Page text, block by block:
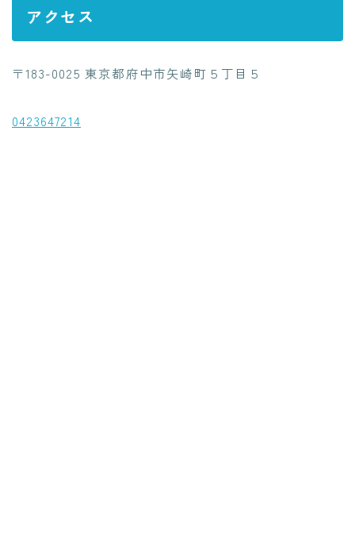
アクセス
〒183-0025 東京都府中市矢崎町５丁目５
0423647214